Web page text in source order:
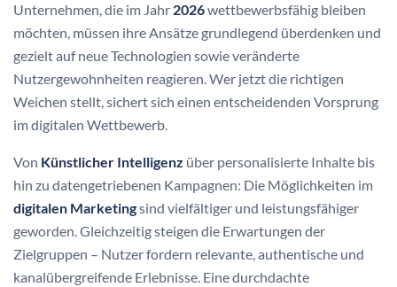
Unternehmen, die im Jahr 2026wettbewerbsfähig bleiben
möchten, müssen ihre Ansätze grundlegend überdenken und
gezielt auf neue Technologien sowie veränderte
Nutzergewohnheiten reagieren. Wer jetzt die richtigen
Weichen stellt, sichert sich einen entscheidenden Vorsprung
im digitalen Wettbewerb.
Von Künstlicher Intelligenz über personalisierte Inhalte bis
hin zu datengetriebenen Kampagnen: Die Möglichkeiten im
digitalen Marketingsind vielfältiger und leistungsfähiger
geworden. Gleichzeitig steigen die Erwartungen der
Zielgruppen – Nutzer fordern relevante, authentische und
kanalübergreifende Erlebnisse. Eine durchdachte